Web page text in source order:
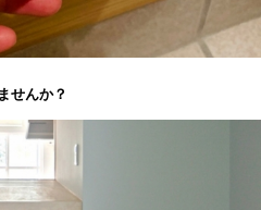
せんか？